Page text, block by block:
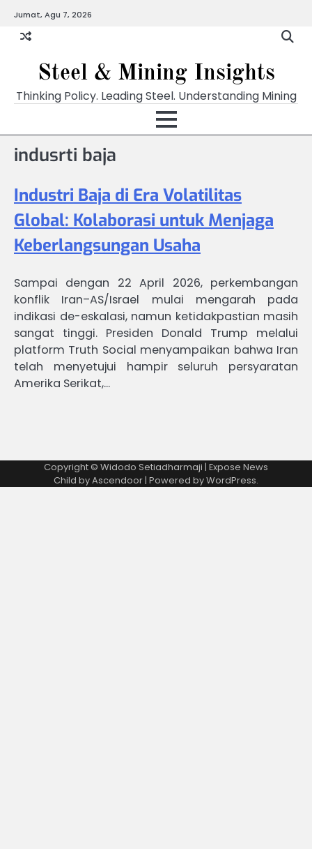
content
Jumat, Agu 7, 2026
Steel & Mining Insights
Thinking Policy. Leading Steel. Understanding Mining
indusrti baja
Industri Baja di Era Volatilitas
Global: Kolaborasi untuk Menjaga
Keberlangsungan Usaha
Sampai dengan 22 April 2026, perkembangan
konflik Iran–AS/Israel mulai mengarah pada
indikasi de-eskalasi, namun ketidakpastian masih
sangat tinggi. Presiden Donald Trump melalui
platform Truth Social menyampaikan bahwa Iran
telah menyetujui hampir seluruh persyaratan
Amerika Serikat,…
Copyright © Widodo Setiadharmaji | Expose News
Child byAscendoor| Powered byWordPress.